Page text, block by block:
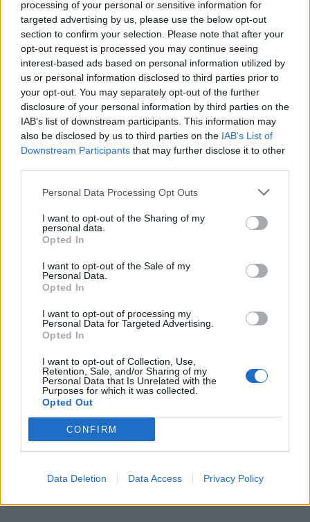
processing of your personal or sensitive information for
targeted advertising by us, please use the below opt-out
section to confirm your selection. Please note that after your
opt-out request is processed you may continue seeing
interest-based ads based on personal information utilized by
us or personal information disclosed to third parties prior to
your opt-out. You may separately opt-out of the further
disclosure of your personal information by third parties on the
IAB’s list of downstream participants. This information may
also be disclosed by us to third parties on the IAB’s List of
Downstream Participants that may further disclose it to other
Personal Data Processing Opt Outs
I want to opt-out of the Sharing of my
personal data.
Opted In
I want to opt-out of the Sale of my
Personal Data.
Opted In
I want to opt-out of processing my
Personal Data for Targeted Advertising.
Opted In
I want to opt-out of Collection, Use,
Retention, Sale, and/or Sharing of my
Personal Data that Is Unrelated with the
Purposes for which it was collected.
Opted Out
CONFIRM
Data Deletion Data Access Privacy Policy